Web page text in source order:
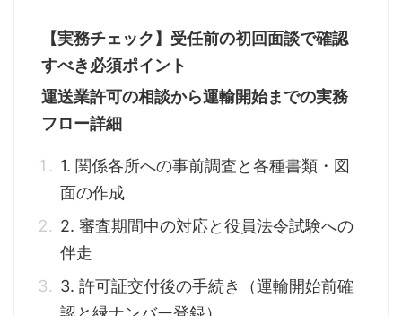
【実務チェック】受任前の初回面談で確認
すべき必須ポイント
運送業許可の相談から運輸開始までの実務
フロー詳細
1. 関係各所への事前調査と各種書類・図
面の作成
2. 審査期間中の対応と役員法令試験への
伴走
3. 許可証交付後の手続き（運輸開始前確